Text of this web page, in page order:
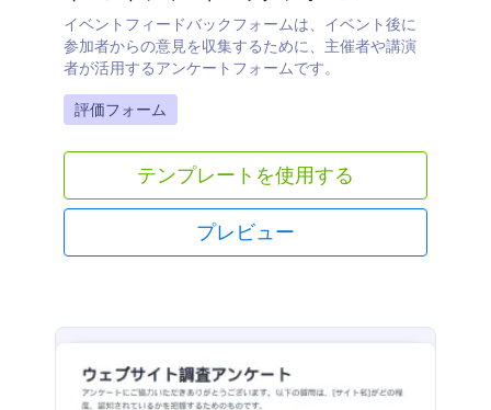
イベントフィードバックフォームは、イベント後に
参加者からの意見を収集するために、主催者や講演
者が活用するアンケートフォームです。
Go to Category:
評価フォーム
テンプレートを使用する
プレビュー